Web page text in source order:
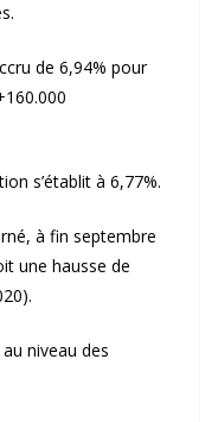
de 6,94% pour
s’établit à 6,77%.
à fin septembre
une hausse de
niveau des